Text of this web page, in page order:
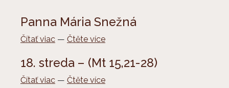
Panna Mária Snežná
Čítať viac — Čtěte více
18. streda – (Mt 15,21-28)
Čítať viac — Čtěte více